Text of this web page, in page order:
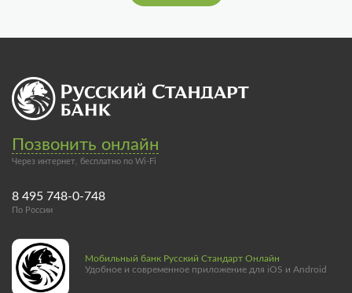
Позвонить онлайн
Через интернет, бесплатно по Wi-Fi
8 495 748-0-748
По России
Мобильный банк Русский Стандарт Онлайн
Удобное и современное приложение для iOS и Android